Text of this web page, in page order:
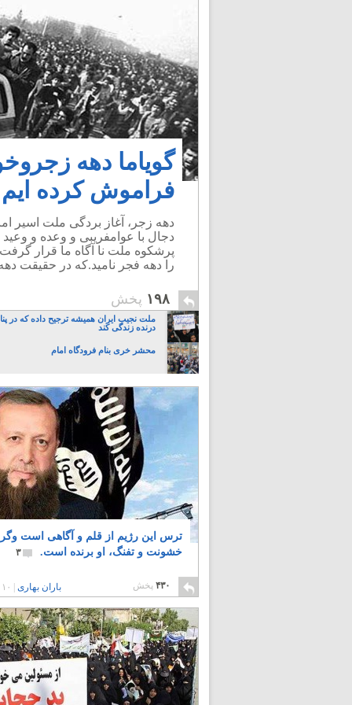
گویاما دهه
فراموش کرده ایم
دجال با عوامفریبی و وعده و
را دهه فجر نامید.که در حقیقت
۱۹۸ پخش
ملت نجیب ایران همیشه ترجیح داده که در
درنده زندگی کند
محشر خری بنام فرودگاه امام
ترس این رژیم از قلم و آگاهی است
خشونت و تفنگ، او برنده است.
۳
۴۳۰ پخش باران بهاری ۱۰ سال پیش